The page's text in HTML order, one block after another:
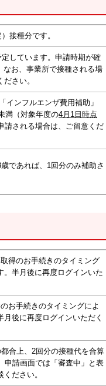
接種分です。
しています。申請時期が確
なお、事業所で接種される場
さい。
インフルエンザ費用補助」
満（対象年度の4月1日時点
請される場合は、ご留意くだ
であれば、1回分のみ補助さ
得のお手続きのタイミング
。半月後に再度ログインいた
お手続きのタイミングによ
後に再度ログインいただく
合上、2回分の接種代を合算
申請画面では「審査中」と表
ださい。